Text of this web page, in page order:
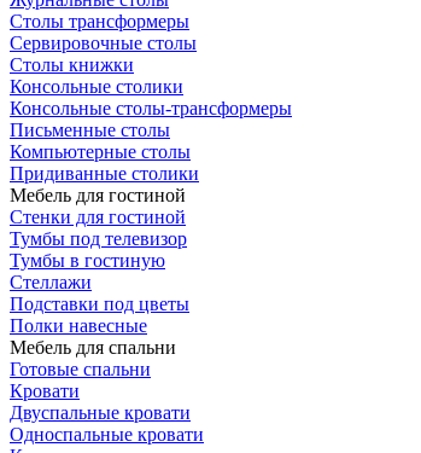
Столы трансформеры
Сервировочные столы
Столы книжки
Консольные столики
Консольные столы-трансформеры
Письменные столы
Компьютерные столы
Придиванные столики
Мебель для гостиной
Стенки для гостиной
Тумбы под телевизор
Тумбы в гостиную
Стеллажи
Подставки под цветы
Полки навесные
Мебель для спальни
Готовые спальни
Кровати
Двуспальные кровати
Односпальные кровати